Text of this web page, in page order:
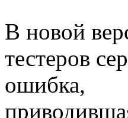
В новой
тестеров
ошибка,